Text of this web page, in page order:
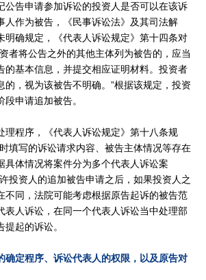
公告申请参加诉讼的投资人是否可以在该诉
人作为被告，《民事诉讼法》及其司法解
明确规定，《代表人诉讼规定》第十四条对
者将公告之外的其他主体列为被告的，应当
的基本信息，并提交相应证明材料。投资者
的，视为该被告不明确。”根据该规定，投资
申请追加被告。
理程序，《代表人诉讼规定》第十八条规
填写的诉讼请求内容、被告主体情况等存在
具体情况将案件分为多个代表人诉讼案
投资人的追加被告申请之后，如果投资人之
不同，法院可能考虑根据原告起诉的被告范
表人诉讼，在同一个代表人诉讼当中处理部
起的诉讼。
确定程序、诉讼代表人的权限，以及原告对